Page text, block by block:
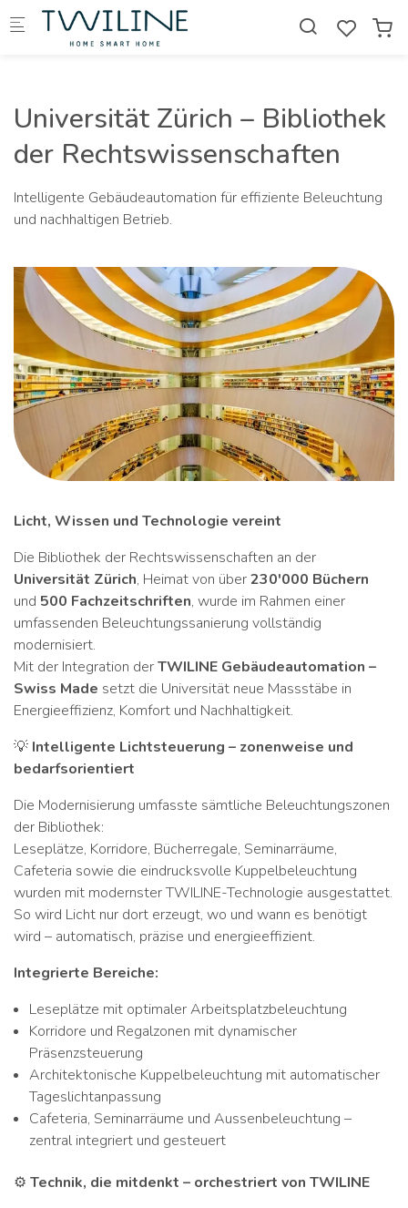
Skip to main content
Universität Zürich – Bibliothek
der Rechtswissenschaften
Intelligente Gebäudeautomation für effiziente Beleuchtung
und nachhaltigen Betrieb.
Licht, Wissen und Technologie vereint
Die Bibliothek der Rechtswissenschaften an der
Universität Zürich, Heimat von über230'000 Büchern
und 500 Fachzeitschriften, wurde im Rahmen einer
umfassenden Beleuchtungssanierung vollständig
modernisiert.
Mit der Integration derTWILINE Gebäudeautomation –
Swiss Made setzt die Universität neue Massstäbe in
Energieeffizienz, Komfort und Nachhaltigkeit.
💡 Intelligente Lichtsteuerung – zonenweise und
bedarfsorientiert
Die Modernisierung umfasste sämtliche Beleuchtungszonen
der Bibliothek:
Leseplätze, Korridore, Bücherregale, Seminarräume,
Cafeteria sowie die eindrucksvolle Kuppelbeleuchtung
wurden mit modernster TWILINE-Technologie ausgestattet.
So wird Licht nur dort erzeugt, wo und wann es benötigt
wird – automatisch, präzise und energieeffizient.
Integrierte Bereiche:
Leseplätze mit optimaler Arbeitsplatzbeleuchtung
Korridore und Regalzonen mit dynamischer
Präsenzsteuerung
Architektonische Kuppelbeleuchtung mit automatischer
Tageslichtanpassung
Cafeteria, Seminarräume und Aussenbeleuchtung –
zentral integriert und gesteuert
⚙️ Technik, die mitdenkt – orchestriert von TWILINE